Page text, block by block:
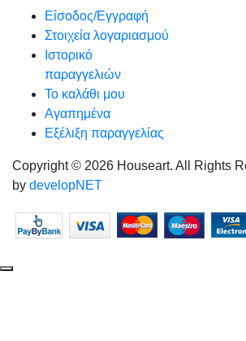
Είσοδος/Εγγραφή
Στοιχεία λογαριασμού
Ιστορικό
παραγγελιών
Το καλάθι μου
Αγαπημένα
Εξέλιξη παραγγελίας
Copyright © 2026 Houseart. All Rights
by developNET